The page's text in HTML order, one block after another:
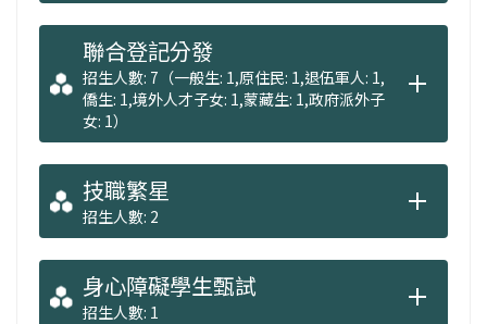
聯合登記分發
招生人數: 7（一般生: 1,原住民: 1,退伍軍人: 1,
僑生: 1,境外人才子女: 1,蒙藏生: 1,政府派外子
女: 1）
技職繁星
招生人數: 2
身心障礙學生甄試
招生人數: 1